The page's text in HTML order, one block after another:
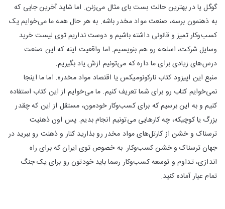
گوگل یا در بهترین حالت بست بای مثال می‌زنن. اما شاید آخرین جایی که
به ذهنمون برسه، صنعت مواد مخدر باشه. به هر حال همه ما می‌خوایم یک
کسب‌وکار تمیز و قانونی داشته باشیم و دوست نداریم توی لیست خرید
وسایل شرکت، اسلحه رو هم بنویسیم. اما واقعیت اینه که این صنعت
درس‌های زیادی برای ما داره که می‌تونیم ازش یاد بگیریم.
منبع این اپیزود کتاب نارکونومیکس یا اقتصاد مواد مخدره. اما ما اینجا
نمی‌خوایم کتاب رو برای شما تعریف کنیم. ما می‌خوایم از این کتاب استفاده
کنیم و به این برسیم که برای کسب‌وکار خودمون، مستقل از این که چقدر
بزرگ یا کوچیکه، چه کارهایی می‌تونیم انجام بدیم. پس اون ذهنیت
ترسناک و خشن از کارتل‌های مواد مخدر رو بذارید کنار و ذهنت رو ببرید در
جهان ترسناک و خشن کسب‌وکار. به خصوص توی ایران که برای راه
اندازی، تداوم و توسعه کسب‌وکار رسما باید خودتون رو برای یک جنگ
تمام عیار آماده کنید.